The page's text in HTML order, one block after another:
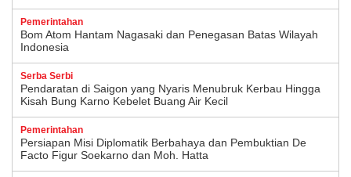
Pemerintahan
Bom Atom Hantam Nagasaki dan Penegasan Batas Wilayah
Indonesia
Serba Serbi
Pendaratan di Saigon yang Nyaris Menubruk Kerbau Hingga
Kisah Bung Karno Kebelet Buang Air Kecil
Pemerintahan
Persiapan Misi Diplomatik Berbahaya dan Pembuktian De
Facto Figur Soekarno dan Moh. Hatta